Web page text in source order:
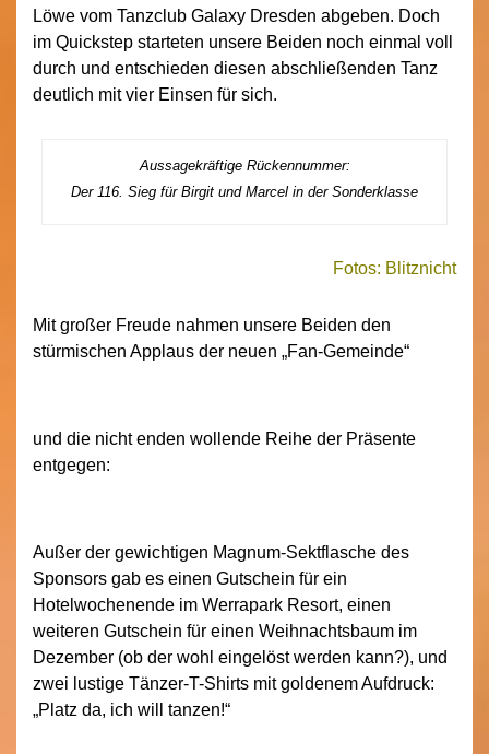
Löwe vom Tanzclub Galaxy Dresden abgeben. Doch
im Quickstep starteten unsere Beiden noch einmal voll
durch und entschieden diesen abschließenden Tanz
deutlich mit vier Einsen für sich.
Aussagekräftige Rückennummer:
Der 116. Sieg für Birgit und Marcel in der Sonderklasse
Fotos: Blitznicht
Mit großer Freude nahmen unsere Beiden den
stürmischen Applaus der neuen „Fan-Gemeinde“
und die nicht enden wollende Reihe der Präsente
entgegen:
Außer der gewichtigen Magnum-Sektflasche des
Sponsors gab es einen Gutschein für ein
Hotelwochenende im Werrapark Resort, einen
weiteren Gutschein für einen Weihnachtsbaum im
Dezember (ob der wohl eingelöst werden kann?), und
zwei lustige Tänzer-T-Shirts mit goldenem Aufdruck:
„Platz da, ich will tanzen!“